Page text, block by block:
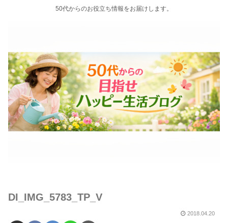
50代からのお役立ち情報をお届けします。
DI_IMG_5783_TP_V
2018.04.20